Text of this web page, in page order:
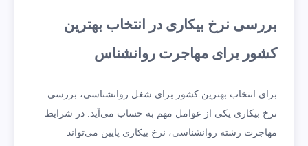
بررسی نرخ بیکاری در انتخاب بهترین
کشور برای مهاجرت روانشناس
برای انتخاب بهترین کشور برای شغل روانشناسی، بررسی
نرخ بیکاری یکی از عوامل مهم به حساب می‌آید. در شرایط
مهاجرت رشته روانشناسی، نرخ بیکاری پایین می‌تواند